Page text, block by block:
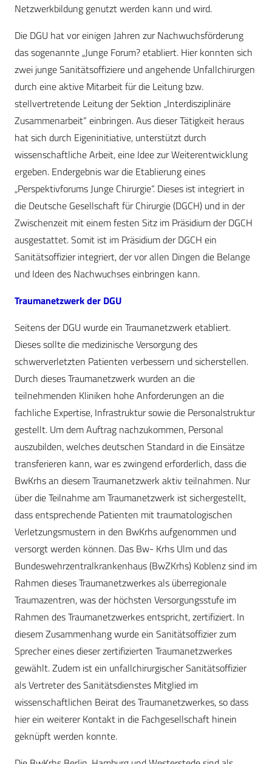
Netzwerkbildung genutzt werden kann und wird.
Die DGU hat vor einigen Jahren zur Nachwuchsförderung
das sogenannte „Junge Forum? etabliert. Hier konnten sich
zwei junge Sanitätsoffiziere und angehende Unfallchirurgen
durch eine aktive Mitarbeit für die Leitung bzw.
stellvertretende Leitung der Sektion „Interdisziplinäre
Zusammenarbeit“ einbringen. Aus dieser Tätigkeit heraus
hat sich durch Eigeninitiative, unterstützt durch
wissenschaftliche Arbeit, eine Idee zur Weiterentwicklung
ergeben. Endergebnis war die Etablierung eines
„Perspektivforums Junge Chirurgie“. Dieses ist integriert in
die Deutsche Gesellschaft für Chirurgie (DGCH) und in der
Zwischenzeit mit einem festen Sitz im Präsidium der DGCH
ausgestattet. Somit ist im Präsidium der DGCH ein
Sanitätsoffizier integriert, der vor allen Dingen die Belange
und Ideen des Nachwuchses einbringen kann.
Traumanetzwerk der DGU
Seitens der DGU wurde ein Traumanetzwerk etabliert.
Dieses sollte die medizinische Versorgung des
schwerverletzten Patienten verbessern und sicherstellen.
Durch dieses Traumanetzwerk wurden an die
teilnehmenden Kliniken hohe Anforderungen an die
fachliche Expertise, Infrastruktur sowie die Personalstruktur
gestellt. Um dem Auftrag nachzukommen, Personal
auszubilden, welches deutschen Standard in die Einsätze
transferieren kann, war es zwingend erforderlich, dass die
BwKrhs an diesem Traumanetzwerk aktiv teilnahmen. Nur
über die Teilnahme am Traumanetzwerk ist sichergestellt,
dass entsprechende Patienten mit traumatologischen
Verletzungsmustern in den BwKrhs aufgenommen und
versorgt werden können. Das Bw- Krhs Ulm und das
Bundeswehrzentralkrankenhaus (BwZKrhs) Koblenz sind im
Rahmen dieses Traumanetzwerkes als überregionale
Traumazentren, was der höchsten Versorgungsstufe im
Rahmen des Traumanetzwerkes entspricht, zertifiziert. In
diesem Zusammenhang wurde ein Sanitätsoffizier zum
Sprecher eines dieser zertifizierten Traumanetzwerkes
gewählt. Zudem ist ein unfallchirurgischer Sanitätsoffizier
als Vertreter des Sanitätsdienstes Mitglied im
wissenschaftlichen Beirat des Traumanetzwerkes, so dass
hier ein weiterer Kontakt in die Fachgesellschaft hinein
geknüpft werden konnte.